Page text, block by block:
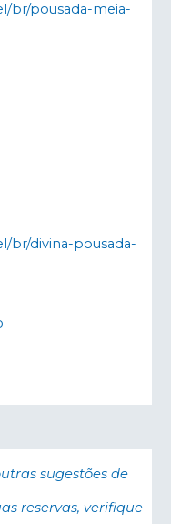
br/pousada-meia-
br/divina-pousada-
sugestões de
reservas, verifique